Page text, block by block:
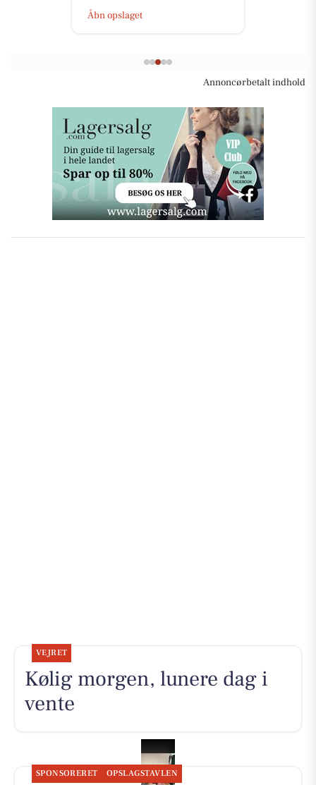
Åbn opslaget
Annoncørbetalt indhold
VEJRET
Kølig morgen, lunere dag i
vente
SPONSORERET OPSLAGSTAVLEN